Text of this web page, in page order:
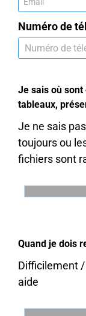
Numéro de
Je sais où
tableaux,
Je ne sais pas
toujours ou
fichiers sont
Quand je dois
Difficilement
aide